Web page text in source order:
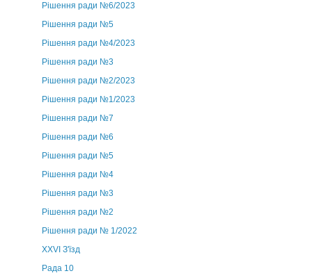
Рішення ради №6/2023
Рішення ради №5
Рішення ради №4/2023
Рішення ради №3
Рішення ради №2/2023
Рішення ради №1/2023
Рішення ради №7
Рішення ради №6
Рішення ради №5
Рішення ради №4
Рішення ради №3
Рішення ради №2
Рішення ради № 1/2022
XXVI З'їзд
Рада 10